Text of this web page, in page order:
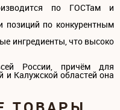
по ГОСТам и
позиций по конкурентным
ингредиенты, что высоко
России, причём для
и Калужской областей она